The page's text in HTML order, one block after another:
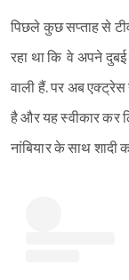
पिछले कुछ सप्ताह से
रहा था कि वे अपने
वाली हैं. पर अब
है और यह स्वीकार कर
नांबियार के साथ शादी